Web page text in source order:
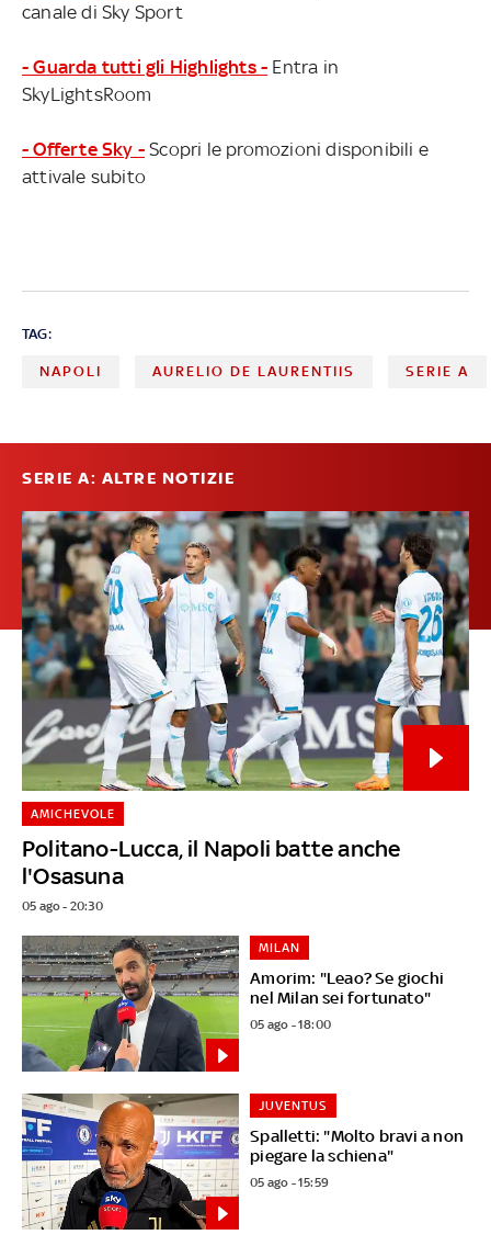
canale di Sky Sport
- Guarda tutti gli Highlights - Entra in
SkyLightsRoom
- Offerte Sky - Scopri le promozioni disponibili e
attivale subito
TAG:
NAPOLI AURELIO DE LAURENTIIS SERIE A
SERIE A: ALTRE NOTIZIE
Politano-Lucca, il Napoli batte anche
l'Osasuna
AMICHEVOLE
05 ago - 20:30
Amorim: "Leao? Se giochi
nel Milan sei fortunato"
MILAN
05 ago - 18:00
Spalletti: "Molto bravi a non
piegare la schiena"
JUVENTUS
05 ago - 15:59